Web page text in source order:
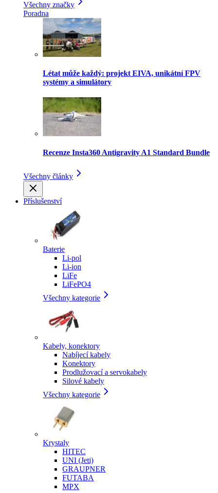
Všechny značky
Poradna
Létat může každý: projekt EIVA, unikátní FPV
systémy a simulátory
Recenze Insta360 Antigravity A1 Standard Bundle
Všechny články
Příslušenství
Baterie
Li-pol
Li-ion
LiFe
LiFePO4
Všechny kategorie
Kabely, konektory
Nabíjecí kabely
Konektory
Prodlužovací a servokabely
Silové kabely
Všechny kategorie
Krystaly
HITEC
UNI (Jeti)
GRAUPNER
FUTABA
MPX